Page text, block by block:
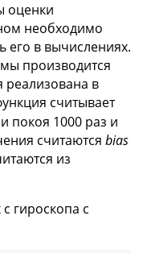
оценки
необходимо
его в вычислениях.
производится
реализована в
считывает
покоя 1000 раз и
считаются bias
из
гироскопа с